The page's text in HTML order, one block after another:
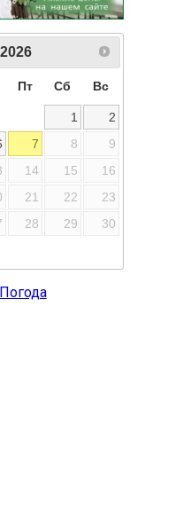
2026
Пт Сб Вс
1
2
7 8
9
14 15
16
21 22
23
28 29
30